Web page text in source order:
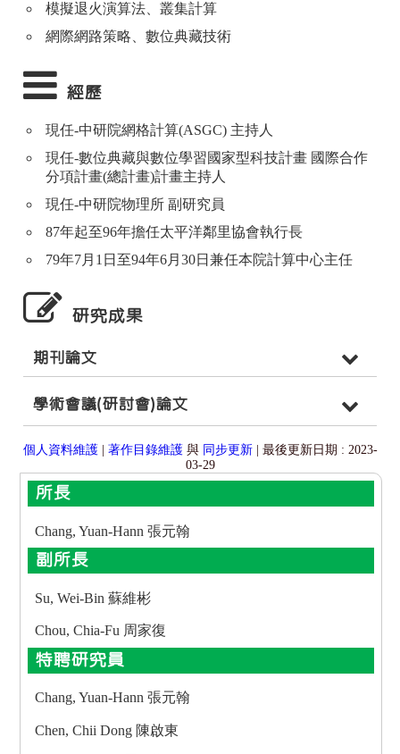
模擬退火演算法、叢集計算
網際網路策略、數位典藏技術
經歷
現任-中研院網格計算(ASGC) 主持人
現任-數位典藏與數位學習國家型科技計畫 國際合作
分項計畫(總計畫)計畫主持人
現任-中研院物理所 副研究員
87年起至96年擔任太平洋鄰里協會執行長
79年7月1日至94年6月30日兼任本院計算中心主任
研究成果
期刊論文
學術會議(研討會)論文
個人資料維護 著作目錄維護 與 同步更新| 最後更新日期 : 2023-
03-29
所長
Chang, Yuan-Hann 張元翰
副所長
Su, Wei-Bin 蘇維彬
Chou, Chia-Fu 周家復
特聘研究員
Chang, Yuan-Hann 張元翰
Chen, Chii Dong 陳啟東